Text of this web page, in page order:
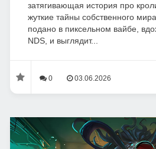
затягивающая история про
жуткие тайны собственного
подано в пиксельном вайбе,
NDS, и выглядит...
0 03.06.2026